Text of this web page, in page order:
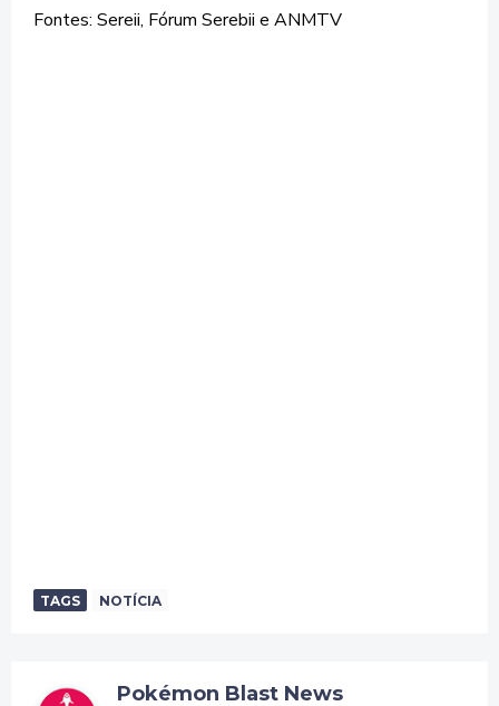
Fontes: Sereii, Fórum Serebii e ANMTV
TAGS NOTÍCIA
Pokémon Blast News